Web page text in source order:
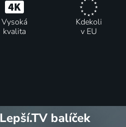
Vysoká
kvalita
Kdekoli
v EU
balíček